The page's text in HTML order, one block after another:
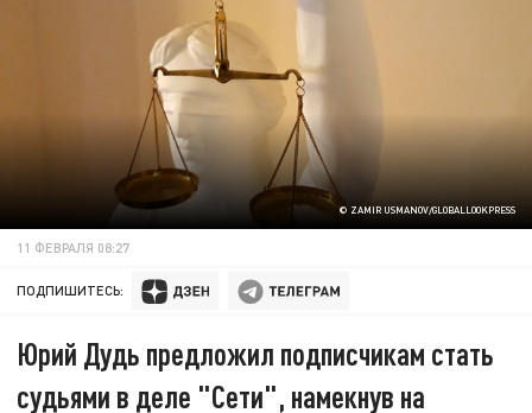
© ZAMIR USMANOV/GLOBALLOOKPRESS
11 ФЕВРАЛЯ 08:27
ПОДПИШИТЕСЬ:
Юрий Дудь предложил подписчикам стать
судьями в деле "Сети", намекнув на